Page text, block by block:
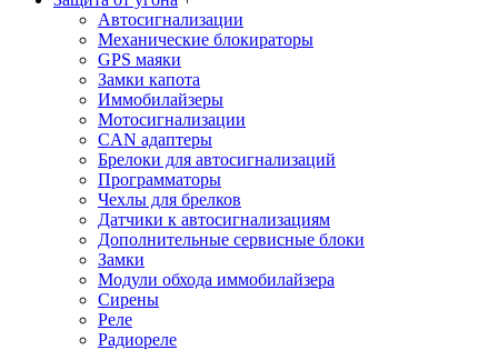
Автосигнализации
Механические блoкираторы
GPS маяки
Замки капота
Иммобилайзеры
Мотосигнализации
CAN адаптеры
Брелоки для автосигнализаций
Программаторы
Чехлы для брелков
Датчики к автосигнализациям
Дополнительные сервисные блоки
Замки
Модули обхода иммобилайзера
Сирены
Реле
Радиореле